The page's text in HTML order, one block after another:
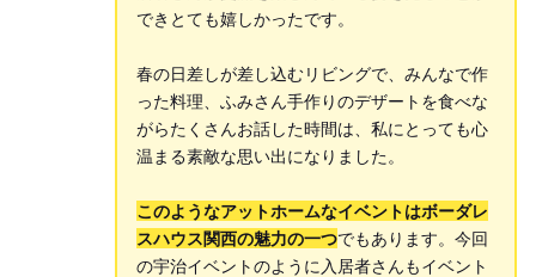
できとても嬉しかったです。
春の日差しが差し込むリビングで、みんなで作
った料理、ふみさん手作りのデザートを食べな
がらたくさんお話した時間は、私にとっても心
温まる素敵な思い出になりました。
このようなアットホームなイベントはボーダレ
スハウス関西の魅力の一つでもあります。今回
の宇治イベントのように入居者さんもイベント